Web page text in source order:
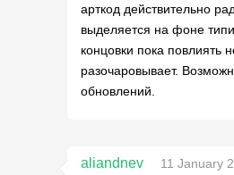
арткод действительно
выделяется на фоне
концовки пока повлиять
разочаровывает.
обновлений.
aliandnev
11 January